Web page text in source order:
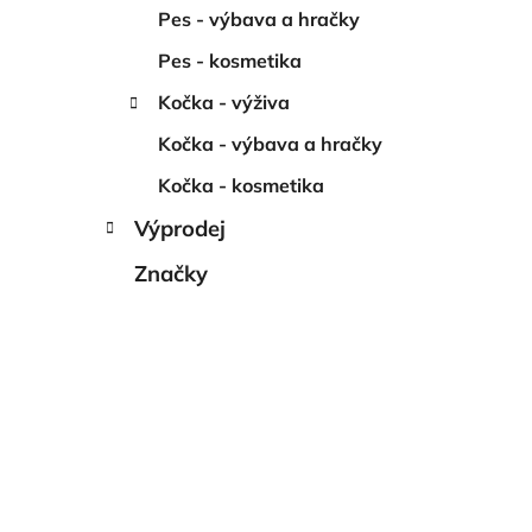
Pes - výbava a hračky
Pes - kosmetika
Kočka - výživa
Kočka - výbava a hračky
Kočka - kosmetika
Výprodej
Značky